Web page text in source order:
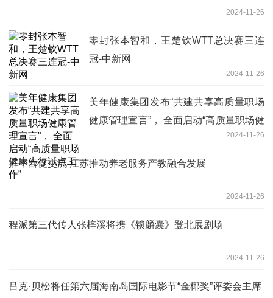
2024-11-26
零封张本智和，王楚钦WTT总决赛三连
冠-中新网
2024-11-26
美年健康集团发布“共建共享高质量职场
健康管理宣言”， 全面启动“高质量职场健
2024-11-26
搭平台促交流 江苏推动养老服务产教融合发展
2024-11-26
程派第三代传人张梓溪将携《锁麟囊》登北展剧场
2024-11-26
吕克·贝松将任第六届海南岛国际电影节“金椰奖”评委会主席